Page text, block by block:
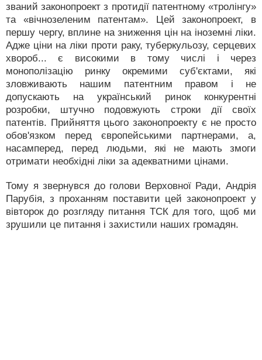
званий законопроект з протидії патентному «тролінгу»
та «вічнозеленим патентам». Цей законопроект, в
першу чергу, вплине на зниження цін на іноземні ліки.
Адже ціни на ліки проти раку, туберкульозу, серцевих
хвороб... є високими в тому числі і через
монополізацію ринку окремими суб'єктами, які
зловживають нашим патентним правом і не
допускають на український ринок конкурентні
розробки, штучно подовжують строки дії своїх
патентів. Прийняття цього законопроекту є не просто
обов'язком перед європейськими партнерами, а,
насамперед, перед людьми, які не мають змоги
отримати необхідні ліки за адекватними цінами.
Тому я звернувся до голови Верховної Ради, Андрія
Парубія, з проханням поставити цей законопроект у
вівторок до розгляду питання ТСК для того, щоб ми
зрушили це питання і захистили наших громадян.